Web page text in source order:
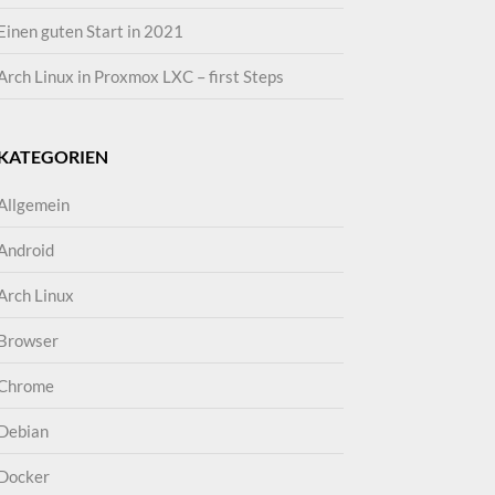
guten Start in 2021
Linux in Proxmox LXC – first Steps
Linux